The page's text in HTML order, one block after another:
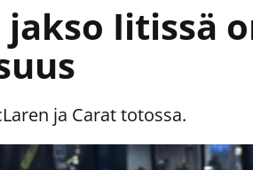
Iitissä
ja Carat totossa.